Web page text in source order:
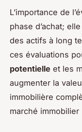
L’importance de
phase d’achat;
des actifs à long
ces évaluations
potentielle et les
augmenter la
immobilière
marché immobilier